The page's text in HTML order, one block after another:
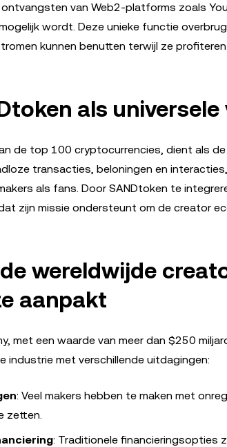
ontvangsten van Web2-platforms zoals
wordt. Deze unieke functie
kunnen benutten terwijl ze
als
de top 100 cryptocurrencies, dient als
transacties, beloningen en
als fans. Door SANDtoken te
zijn missie ondersteunt om de creator
wereldwijde
aanpakt
met een waarde van meer dan $250
industrie met verschillende uitdagingen:
: Veel makers hebben te maken met
zetten.
: Traditionele financieringsopties